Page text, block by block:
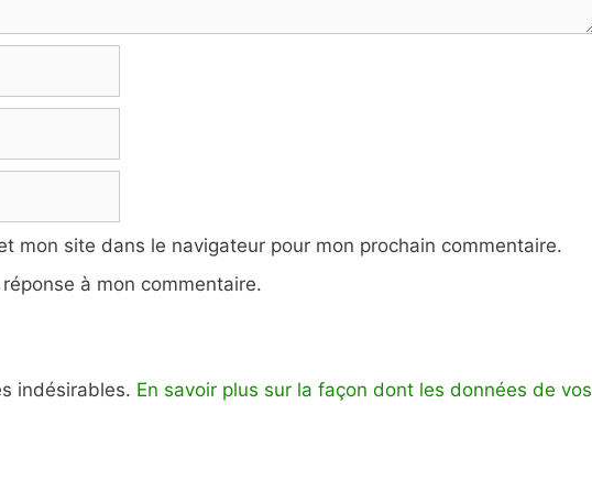
mon site dans le navigateur pour mon prochain commentaire.
à mon commentaire.
indésirables. En savoir plus sur la façon dont les données de vos